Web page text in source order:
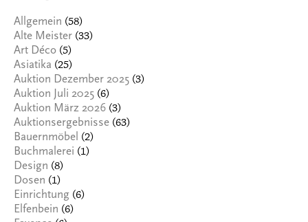
Allgemein (58)
Alte Meister (33)
Art Déco (5)
Asiatika (25)
Auktion Dezember 2025 (3)
Auktion Juli 2025 (6)
Auktion März 2026 (3)
Auktionsergebnisse (63)
Bauernmöbel (2)
Buchmalerei (1)
Design (8)
Dosen (1)
Einrichtung (6)
Elfenbein (6)